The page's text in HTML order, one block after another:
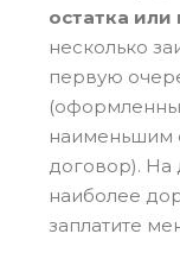
остатка или
несколько
первую
наименьшим
договор). На
наиболее
заплатите